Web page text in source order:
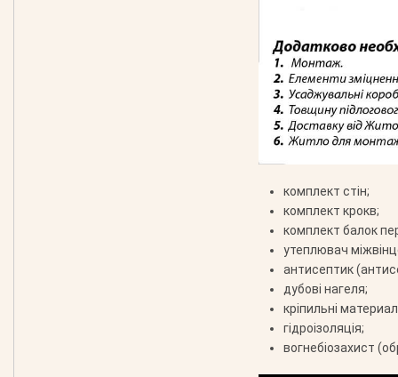
комплект стін;
комплект крокв;
комплект балок
утеплювач
антисептик
дубові нагеля;
кріпильні
гідроізоляція;
вогнебіозахист